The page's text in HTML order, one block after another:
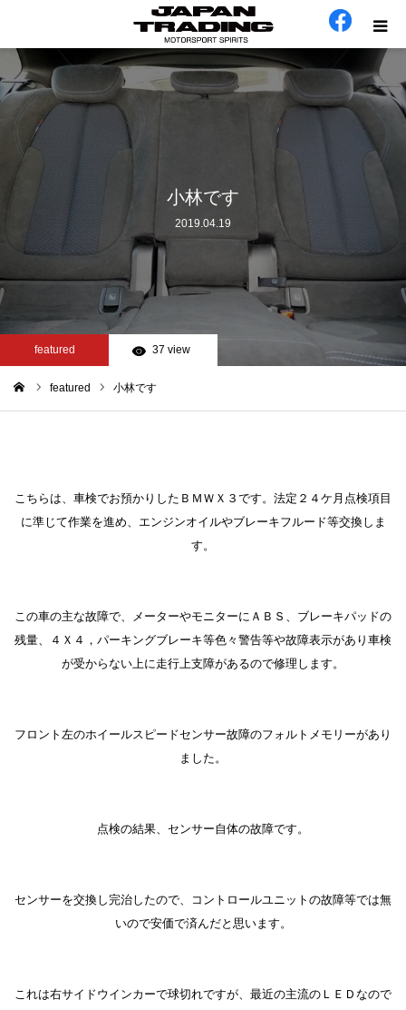
小林です
2019.04.19
featured 37 view
featured 小林です
こちらは、車検でお預かりしたＢＭＷＸ３です。法定２４ケ月点検項目
に準じて作業を進め、エンジンオイルやブレーキフルード等交換しま
す。
この車の主な故障で、メーターやモニターにＡＢＳ、ブレーキパッドの
残量、４Ｘ４，パーキングブレーキ等色々警告等や故障表示があり車検
が受からない上に走行上支障があるので修理します。
フロント左のホイールスピードセンサー故障のフォルトメモリーがあり
ました。
点検の結果、センサー自体の故障です。
センサーを交換し完治したので、コントロールユニットの故障等では無
いので安価で済んだと思います。
これは右サイドウインカーで球切れですが、最近の主流のＬＥＤなので
工場日誌
お問い合わせ